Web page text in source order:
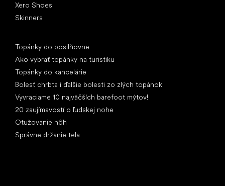
Xero Shoes
Skinners
Topánky do posilňovne
Ako vybrať topánky na turistiku
Topánky do kancelárie
Bolesť chrbta i ďalšie bolesti zo zlých topánok
Vyvraciame 10 najväčších barefoot mýtov!
20 zaujímavostí o ľudskej nohe
Otužovanie nôh
Správne držanie tela